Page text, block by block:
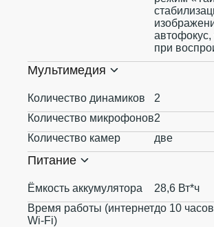
при
Мультимедия
Количество динамиков
2
Количество микрофонов2
Количество камер
две
Питание
Ёмкость аккумулятора
28,6 Вт*ч
Время работы (интернет
Wi-Fi)
до 10 часов